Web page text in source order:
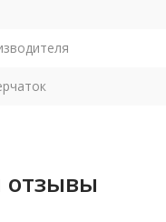
отзывы